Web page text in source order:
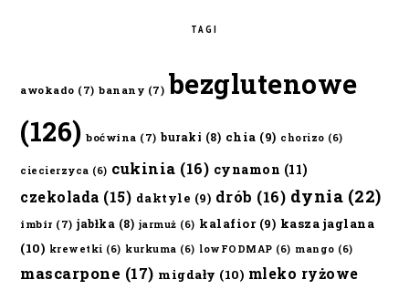
TAGI
awokado (7) banany (7) bezglutenowe
(126) boćwina (7) buraki (8) chia (9) chorizo (6)
ciecierzyca (6) cukinia (16) cynamon (11)
czekolada (15) daktyle (9) drób (16) dynia (22)
imbir (7) jabłka (8) jarmuż (6) kalafior(9) kasza jaglana
(10) krewetki (6) kurkuma (6) lowFODMAP (6) mango (6)
mascarpone (17) migdały (10) mleko ryżowe